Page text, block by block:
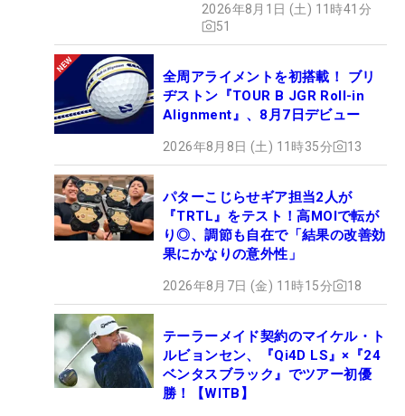
2026年8月1日 (土) 11時41分
51
全周アライメントを初搭載！ ブリ
ヂストン『TOUR B JGR Roll-in
Alignment』、8月7日デビュー
2026年8月8日 (土) 11時35分 13
パターこじらせギア担当2人が
『TRTL』をテスト！高MOIで転が
り◎、調節も自在で「結果の改善効
果にかなりの意外性」
2026年8月7日 (金) 11時15分 18
テーラーメイド契約のマイケル・ト
ルビョンセン、『Qi4D LS』×『24
ベンタスブラック』でツアー初優
勝！【WITB】